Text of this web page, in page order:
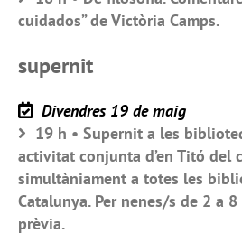
cuidados” de Victòria Camps.
supernit
Divendres 19 de maig
19 h • Supernit a les
activitat conjunta d’en Titó del
simultàniament a totes les
Catalunya. Per nenes/s de 2 a
prèvia.